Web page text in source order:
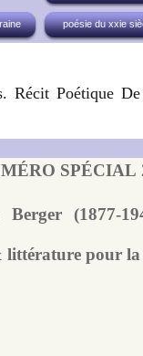
poésie du xxie
Récit Poétique
SPÉCIAL
Berger (1877-
littérature pour la